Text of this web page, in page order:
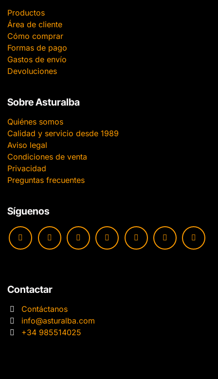
Productos
Área de cliente
Cómo comprar
Formas de pago
Gastos de envío
Devoluciones
Sobre Asturalba
Quiénes somos
Calidad y servicio desde 1989
Aviso legal
Condiciones de venta
Privacidad
Preguntas frecuentes
Síguenos
Contactar
Contáctanos
info@asturalba.com
+34 985514025